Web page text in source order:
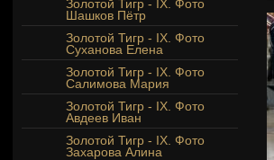
Золотой Тигр - IX. Фото
Шашков Пётр
Золотой Тигр - IX. Фото
Суханова Елена
Золотой Тигр - IX. Фото
Салимова Мария
Золотой Тигр - IX. Фото
Авдеев Иван
Золотой Тигр - IX. Фото
Захарова Алина